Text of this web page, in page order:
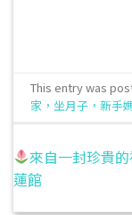
This entry was
家，坐月子，新手
來自一封珍貴
蓮館